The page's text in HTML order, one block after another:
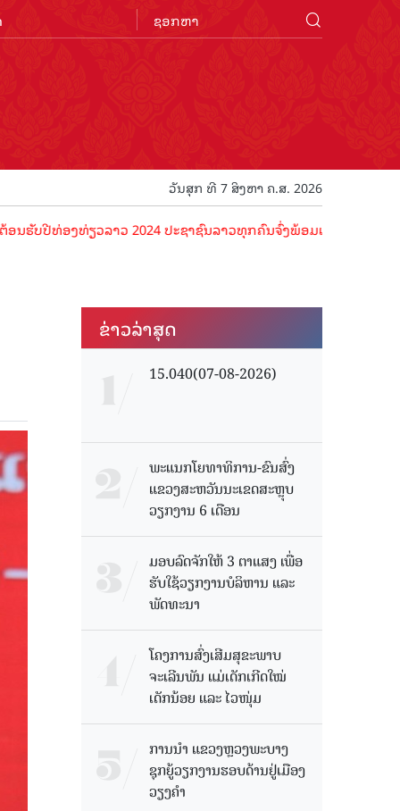
ວັນສຸກ ທີ 7 ສິງຫາ ຄ.ສ. 2026
ທ່ອງທ່ຽວລາວ 2024 ປະຊາຊົນລາວທຸກຄົນຈົ່ງພ້ອມເປັນເຈົ້າພາບທີ່ດີ ຕ້ອ
ຂ່າວ​ລ່າ​ສຸດ
15.040(07-08-2026)
ພະແນກໂຍທາທິການ-ຂົນສົ່ງ
ແຂວງສະຫວັນນະເຂດສະຫຼຸບ
ວຽກງານ 6 ເດືອນ
ມອບລົດຈັກໃຫ້ 3 ຕາແສງ ເພື່ອ
ຮັບໃຊ້ວຽກງານບໍລິຫານ ແລະ
ພັດທະນາ
ໂຄງການສົ່ງເສີມສຸຂະພາບ
ຈະເລີນພັນ ແມ່ເດັກເກີດໃໝ່
ເດັກນ້ອຍ ແລະ ໄວໜຸ່ມ
ການນຳ ແຂວງຫຼວງພະບາງ
ຊຸກຍູ້ວຽກງານຮອບດ້ານຢູ່ເມືອງ
ວຽງຄໍາ